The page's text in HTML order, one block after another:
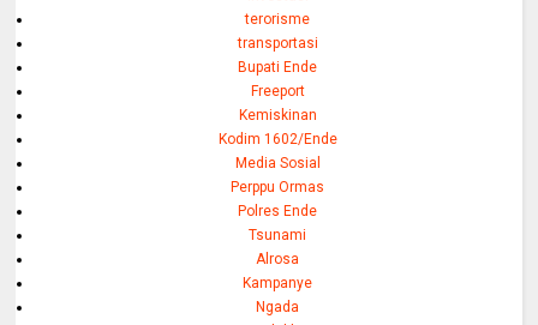
terorisme
transportasi
Bupati Ende
Freeport
Kemiskinan
Kodim 1602/Ende
Media Sosial
Perppu Ormas
Polres Ende
Tsunami
Alrosa
Kampanye
Ngada